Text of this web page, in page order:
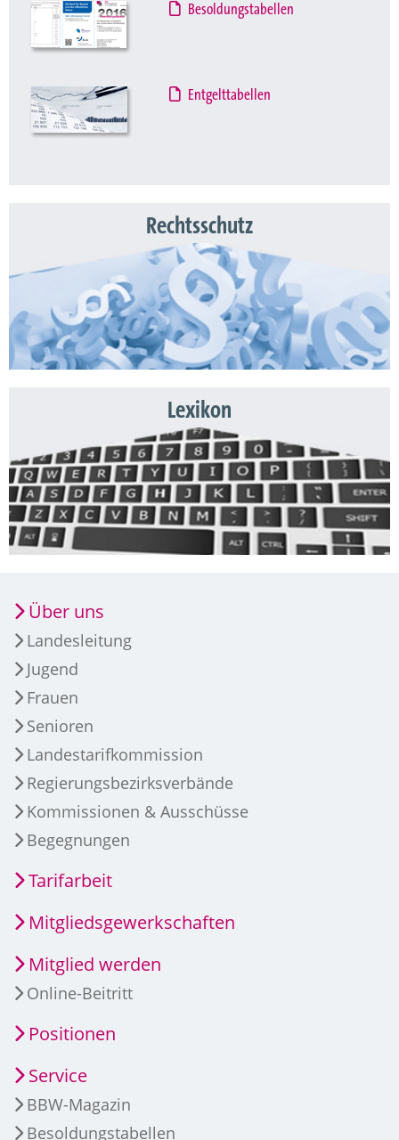
Besoldungstabellen
Entgelttabellen
Rechtsschutz
Lexikon
Über uns
Landesleitung
Jugend
Frauen
Senioren
Landestarifkommission
Regierungsbezirksverbände
Kommissionen & Ausschüsse
Begegnungen
Tarifarbeit
Mitgliedsgewerkschaften
Mitglied werden
Online-Beitritt
Positionen
Service
BBW-Magazin
Besoldungstabellen